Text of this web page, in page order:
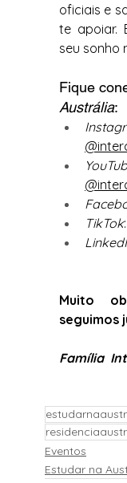
oficiais e
te apoiar.
seu sonho
Fique
Austrália:
TikTok:
Muito
seguimos
Família
Eventos
Estudar na